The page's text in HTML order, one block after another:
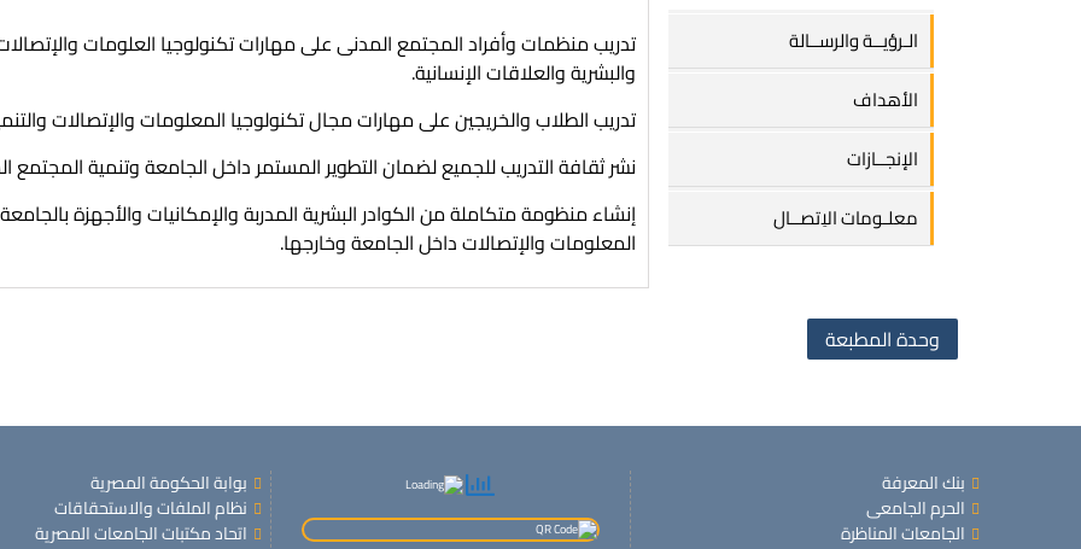
الـرؤيــة والرســالة
الأهداف
الإنجــازات
معلـومات الاِتصــال
تدريب منظمات وأفراد المجتمع المدنى على مهارات تكنولوجيا العلومات
والبشرية والعلاقات الإنسانية.
تدريب الطلاب والخريجين على مهارات مجال تكنولوجيا المعلومات والإتصالات
نشر ثقافة التدريب للجميع لضمان التطوير المستمر داخل الجامعة وتنمية المجتمع
إنشاء منظومة متكاملة من الكوادر البشرية المدربة والإمكانيات والأجهزة
المعلومات والإتصالات داخل الجامعة وخارجها.
وحدة المطبعة
بوابة الحكومة المصرية
نظام الملفات والاستحقاقات
اتحاد مكتبات الجامعات المصرية
بنك المعرفة
الحرم الجامعى
الجامعات المناظرة